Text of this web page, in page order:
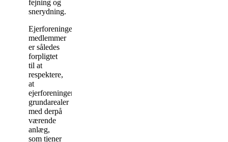
fejning og
snerydning.
Ejerforeningens
medlemmer
er således
forpligtet
til at
respektere,
at
ejerforeningens
grundarealer
med derpå
værende
anlæg,
som tjener